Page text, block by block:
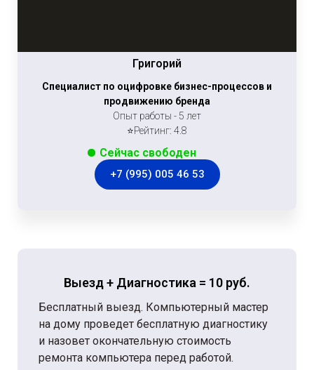
Григорий
Специалист по оцифровке бизнес-процессов и
продвижению бренда
Опыт работы - 5 лет
⭐Рейтинг: 4.8
Сейчас свободен
+7 (995) 005 46 53
Выезд + Диагностика = 10 руб.
Бесплатный выезд. Компьютерный мастер
на дому проведет бесплатную диагностику
и назовет окончательную стоимость
ремонта компьютера перед работой.